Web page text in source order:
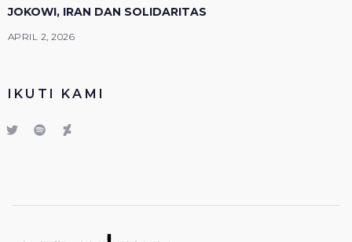
JOKOWI, IRAN DAN SOLIDARITAS
APRIL 2, 2026
IKUTI KAMI